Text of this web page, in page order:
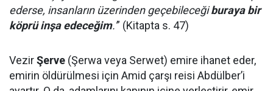
ederse, insanların üzerinden geçebileceğiburaya bir
köprü inşa edeceğim.'” (Kitapta s. 47)
VezirŞerve (Şerwa veya Serwet) emire ihanet eder,
emirin öldürülmesi için Amid çarşı reisi Abdülber’i